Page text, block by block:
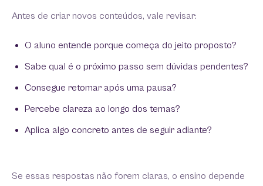
Antes de criar novos conteúdos, vale revisar:
O aluno entende porque começa do jeito proposto?
Sabe qual é o próximo passo sem dúvidas pendentes?
Consegue retomar após uma pausa?
Percebe clareza ao longo dos temas?
Aplica algo concreto antes de seguir adiante?
Se essas respostas não forem claras, o ensino depende